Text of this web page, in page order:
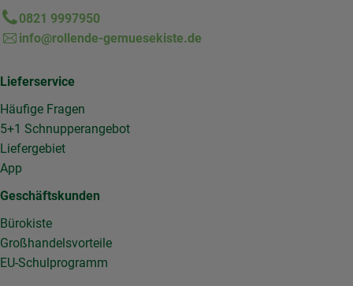
0821 9997950
info@rollende-gemuesekiste.de
Lieferservice
Häufige Fragen
5+1 Schnupperangebot
Liefergebiet
App
Geschäftskunden
Bürokiste
Großhandelsvorteile
EU-Schulprogramm